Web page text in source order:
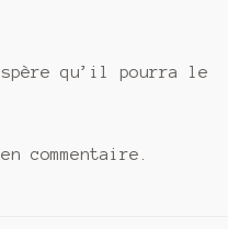
qu’il pourra le
commentaire.